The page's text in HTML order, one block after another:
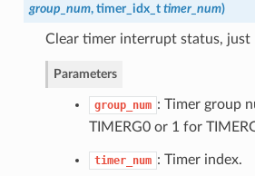
group_num, timer_idx_t timer_num)
Clear timer interrupt status, just
Parameters
group_num : Timer group
TIMERG0 or 1 for
timer_num : Timer index.